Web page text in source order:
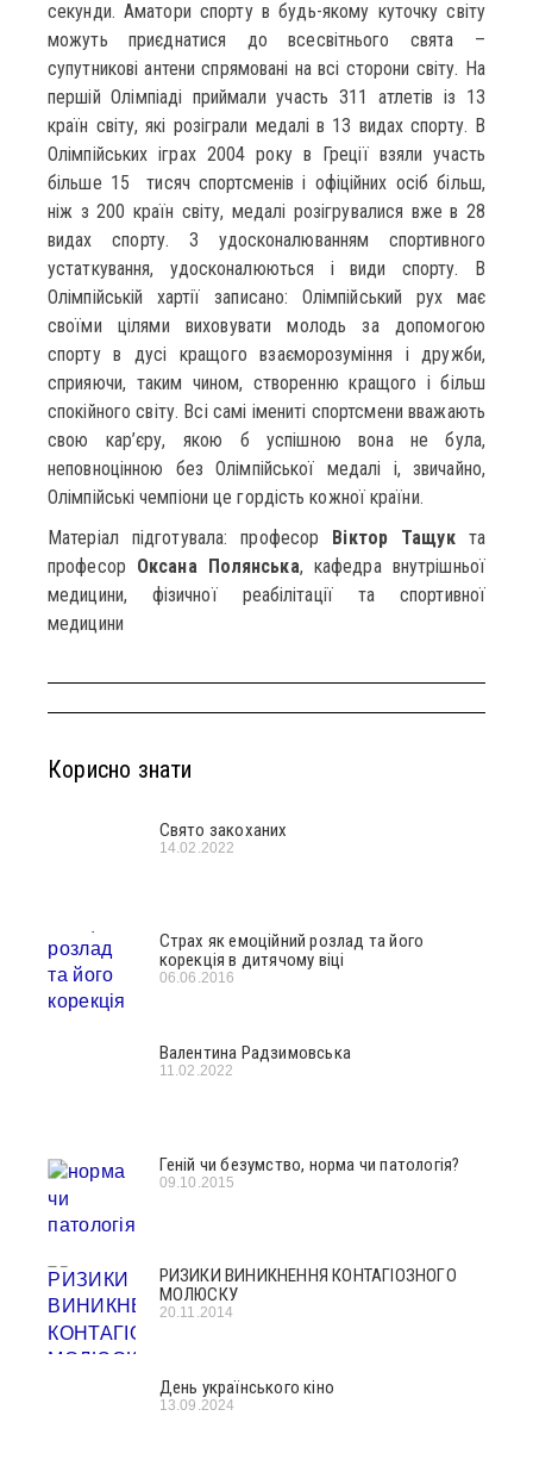
секунди. Аматори спорту в будь-якому куточку світу
можуть приєднатися до всесвітнього свята –
супутникові антени спрямовані на всі сторони світу. На
першій Олімпіаді приймали участь 311 атлетів із 13
країн світу, які розіграли медалі в 13 видах спорту. В
Олімпійських іграх 2004 року в Греції взяли участь
більше 15 тисяч спортсменів і офіційних осіб більш,
ніж з 200 країн світу, медалі розігрувалися вже в 28
видах спорту. З удосконалюванням спортивного
устаткування, удосконалюються і види спорту. В
Олімпійській хартії записано: Олімпійський рух має
своїми цілями виховувати молодь за допомогою
спорту в дусі кращого взаєморозуміння і дружби,
сприяючи, таким чином, створенню кращого і більш
спокійного світу. Всі самі імениті спортсмени вважають
свою кар’єру, якою б успішною вона не була,
неповноцінною без Олімпійської медалі і, звичайно,
Олімпійські чемпіони це гордість кожної країни.
Матеріал підготувала: професор Віктор Тащукта
професор Оксана Полянська, кафедра внутрішньої
медицини, фізичної реабілітації та спортивної
медицини
Корисно знати
Свято закоханих
14.02.2022
Страх як емоційний розлад та його
корекція в дитячому віці
06.06.2016
Валентина Радзимовська
11.02.2022
Геній чи безумство, норма чи патологія?
09.10.2015
РИЗИКИ ВИНИКНЕННЯ КОНТАГІОЗНОГО
МОЛЮСКУ
20.11.2014
День українського кіно
13.09.2024